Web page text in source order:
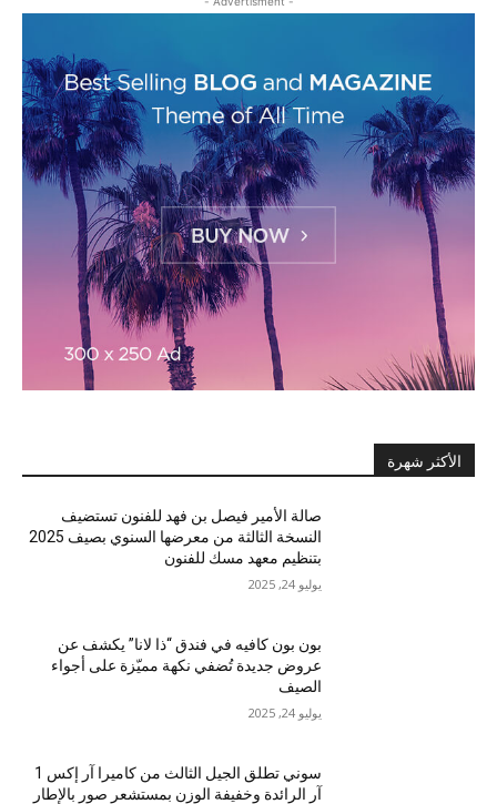
الأكثر شهرة
صالة الأمير فيصل بن فهد للفنون تستضيف
النسخة الثالثة من معرضها السنوي بصيف 2025
بتنظيم معهد مسك للفنون
يوليو 24, 2025
بون بون كافيه في فندق “ذا لانا” يكشف عن
عروض جديدة تُضفي نكهة مميّزة على أجواء
الصيف
يوليو 24, 2025
سوني تطلق الجيل الثالث من كاميرا آر إكس 1
آر الرائدة وخفيفة الوزن بمستشعر صور بالإطار